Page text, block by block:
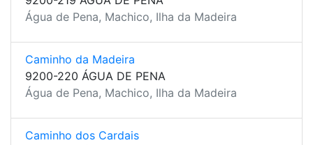
Água de Pena, Machico, Ilha da Madeira
Caminho da Madeira
9200-220 ÁGUA DE PENA
Água de Pena, Machico, Ilha da Madeira
Caminho dos Cardais